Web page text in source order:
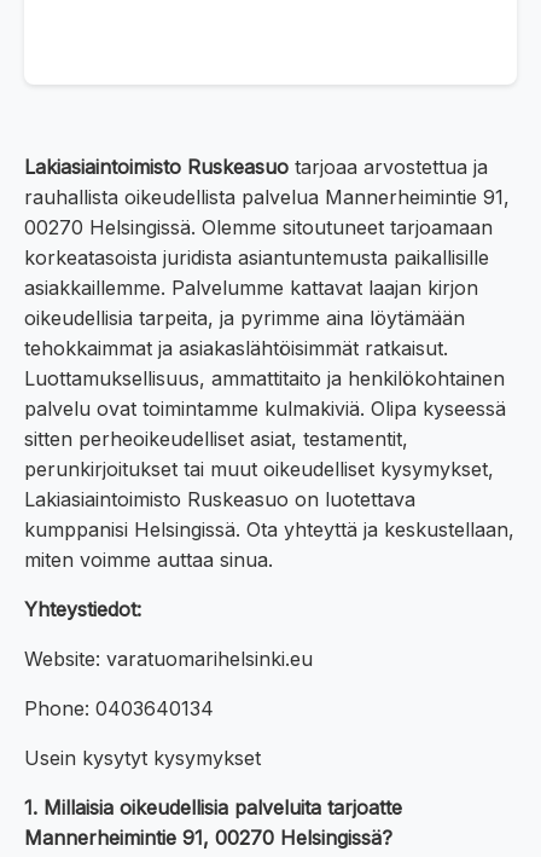
Lakiasiaintoimisto Ruskeasuo tarjoaa arvostettua ja
rauhallista oikeudellista palvelua Mannerheimintie 91,
00270 Helsingissä. Olemme sitoutuneet tarjoamaan
korkeatasoista juridista asiantuntemusta paikallisille
asiakkaillemme. Palvelumme kattavat laajan kirjon
oikeudellisia tarpeita, ja pyrimme aina löytämään
tehokkaimmat ja asiakaslähtöisimmät ratkaisut.
Luottamuksellisuus, ammattitaito ja henkilökohtainen
palvelu ovat toimintamme kulmakiviä. Olipa kyseessä
sitten perheoikeudelliset asiat, testamentit,
perunkirjoitukset tai muut oikeudelliset kysymykset,
Lakiasiaintoimisto Ruskeasuo on luotettava
kumppanisi Helsingissä. Ota yhteyttä ja keskustellaan,
miten voimme auttaa sinua.
Yhteystiedot:
Website: varatuomarihelsinki.eu
Phone: 0403640134
Usein kysytyt kysymykset
1. Millaisia oikeudellisia palveluita tarjoatte
Mannerheimintie 91, 00270 Helsingissä?